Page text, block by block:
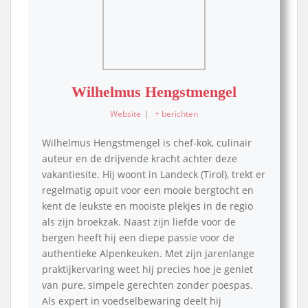
Wilhelmus Hengstmengel
Website | + berichten
Wilhelmus Hengstmengel is chef-kok, culinair
auteur en de drijvende kracht achter deze
vakantiesite. Hij woont in Landeck (Tirol), trekt er
regelmatig opuit voor een mooie bergtocht en
kent de leukste en mooiste plekjes in de regio
als zijn broekzak. Naast zijn liefde voor de
bergen heeft hij een diepe passie voor de
authentieke Alpenkeuken. Met zijn jarenlange
praktijkervaring weet hij precies hoe je geniet
van pure, simpele gerechten zonder poespas.
Als expert in voedselbewaring deelt hij